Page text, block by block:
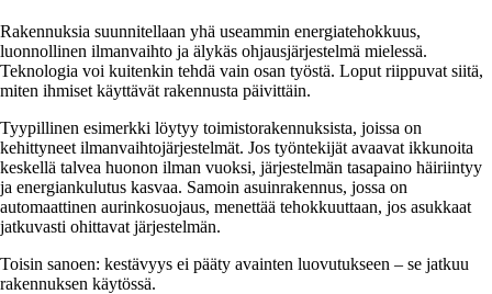
Rakennuksia suunnitellaan yhä useammin energiatehokkuus,
luonnollinen ilmanvaihto ja älykäs ohjausjärjestelmä mielessä.
Teknologia voi kuitenkin tehdä vain osan työstä. Loput riippuvat siitä,
miten ihmiset käyttävät rakennusta päivittäin.
Tyypillinen esimerkki löytyy toimistorakennuksista, joissa on
kehittyneet ilmanvaihtojärjestelmät. Jos työntekijät avaavat ikkunoita
keskellä talvea huonon ilman vuoksi, järjestelmän tasapaino häiriintyy
ja energiankulutus kasvaa. Samoin asuinrakennus, jossa on
automaattinen aurinkosuojaus, menettää tehokkuuttaan, jos asukkaat
jatkuvasti ohittavat järjestelmän.
Toisin sanoen: kestävyys ei pääty avainten luovutukseen – se jatkuu
rakennuksen käytössä.